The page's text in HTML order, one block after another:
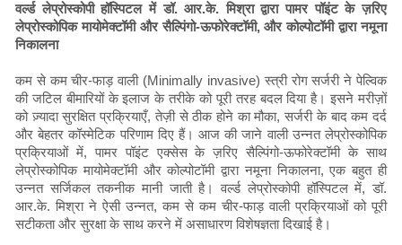
वर्ल्ड लेप्रोस्कोपी हॉस्पिटल में डॉ. आर.के. मिश्रा द्वारा पामर पॉइंट के ज़रिए
लेप्रोस्कोपिक मायोमेक्टॉमी और सैल्पिंगो-ऊफोरेक्टॉमी, और कोल्पोटॉमी द्वारा नमूना
निकालना
कम से कम चीर-फाड़ वाली (Minimally invasive) स्त्री रोग सर्जरी ने पेल्विक
की जटिल बीमारियों के इलाज के तरीके को पूरी तरह बदल दिया है। इसने मरीज़ों
को ज़्यादा सुरक्षित प्रक्रियाएँ, तेज़ी से ठीक होने का मौका, सर्जरी के बाद कम दर्द
और बेहतर कॉस्मेटिक परिणाम दिए हैं। आज की जाने वाली उन्नत लेप्रोस्कोपिक
प्रक्रियाओं में, पामर पॉइंट एक्सेस के ज़रिए सैल्पिंगो-ऊफोरेक्टॉमी के साथ
लेप्रोस्कोपिक मायोमेक्टॉमी और कोल्पोटॉमी द्वारा नमूना निकालना, एक बहुत ही
उन्नत सर्जिकल तकनीक मानी जाती है। वर्ल्ड लेप्रोस्कोपी हॉस्पिटल में, डॉ.
आर.के. मिश्रा ने ऐसी उन्नत, कम से कम चीर-फाड़ वाली प्रक्रियाओं को पूरी
सटीकता और सुरक्षा के साथ करने में असाधारण विशेषज्ञता दिखाई है।